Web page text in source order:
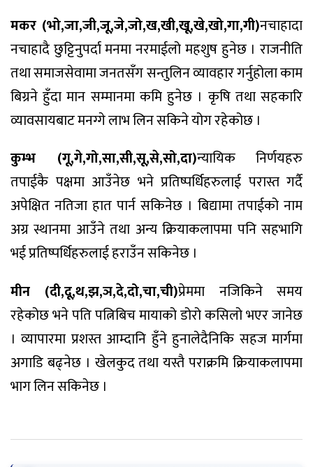
मकर (भो,जा,जी,जू,जे,जो,ख,खी,खू,खे,खो,गा,गी)नचाहादा
नचाहादै छुट्टिनुपर्दा मनमा नरमाईलो महशुष हुनेछ । राजनीति
तथा समाजसेवामा जनतसँग सन्तुलिन व्यावहार गर्नुहोला काम
बिग्रने हुँदा मान सम्मानमा कमि हुनेछ । कृषि तथा सहकारि
व्यावसायबाट मनग्गे लाभ लिन सकिने योग रहेकोछ ।
कुम्भ (गू,गे,गो,सा,सी,सू,से,सो,दा)न्यायिक निर्णयहरु
तपाईकै पक्षमा आउँनेछ भने प्रतिष्पर्धिहरुलाई परास्त गर्दै
अपेक्षित नतिजा हात पार्न सकिनेछ । बिद्यामा तपाईको नाम
अग्र स्थानमा आउँने तथा अन्य क्रियाकलापमा पनि सहभागि
भई प्रतिष्पर्धिहरुलाई हराउँन सकिनेछ ।
मीन (दी,दू,थ,झ,ञ,दे,दो,चा,ची)प्रेममा नजिकिने समय
रहेकोछ भने पति पत्निबिच मायाको डोरो कसिलो भएर जानेछ
। व्यापारमा प्रशस्त आम्दानि हुँने हुनालेदैनिकि सहज मार्गमा
अगाडि बढ्नेछ । खेलकुद तथा यस्तै पराक्रमि क्रियाकलापमा
भाग लिन सकिनेछ ।